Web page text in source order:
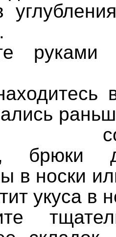
руками
брюки
в носки
укуса в